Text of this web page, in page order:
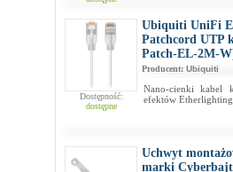
Dostępność:
dostępne
Ubiquiti UniFi
Patchcord UTP
Patch-EL-2M-
Producent: Ubiquiti
Nano-cienki kabel
efektów
Uchwyt
marki Cyberbajt